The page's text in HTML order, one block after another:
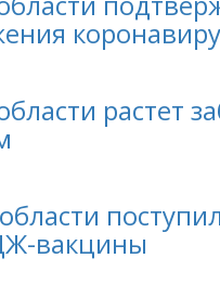
растет
вакцины